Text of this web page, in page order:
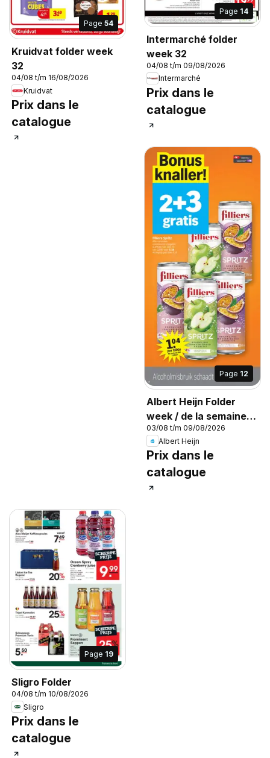
Page 54
Kruidvat folder week
32
04/08 t/m 16/08/2026
Kruidvat
Prix dans le
catalogue
Page 14
Intermarché folder
week 32
04/08 t/m 09/08/2026
Intermarché
Prix dans le
catalogue
Page 12
Albert Heijn Folder
week / de la semaine
32
03/08 t/m 09/08/2026
Albert Heijn
Prix dans le
catalogue
Page 19
Sligro Folder
04/08 t/m 10/08/2026
Sligro
Prix dans le
catalogue